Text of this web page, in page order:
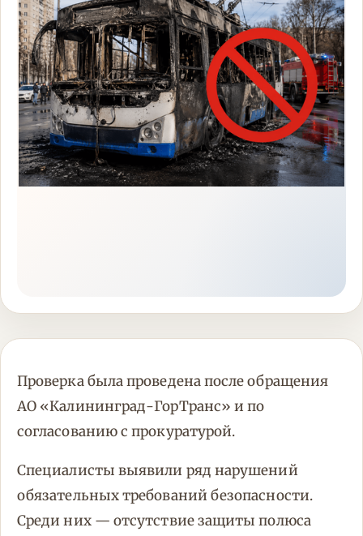
Проверка была проведена после обращения
АО «Калининград-ГорТранс» и по
согласованию с прокуратурой.
Специалисты выявили ряд нарушений
обязательных требований безопасности.
Среди них — отсутствие защиты полюса